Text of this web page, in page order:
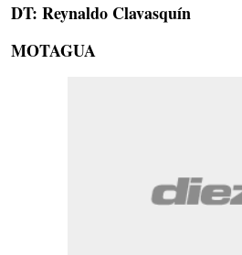
DT: Reynaldo Clavasquín
MOTAGUA